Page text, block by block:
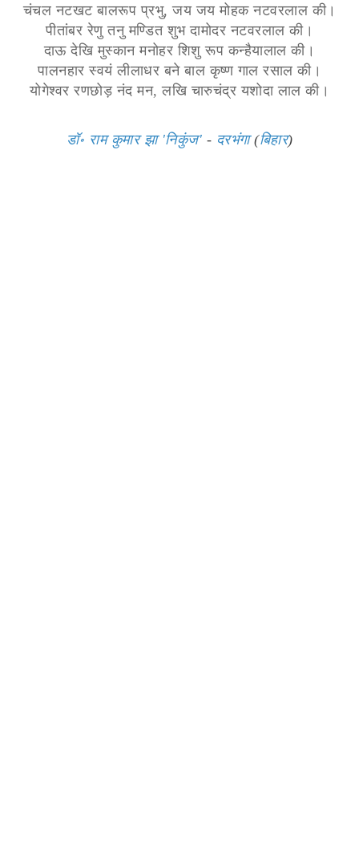
चंचल नटखट बालरूप प्रभु, जय जय मोहक नटवरलाल की।
पीतांबर रेणु तनु मण्डित शुभ दामोदर नटवरलाल की।
दाऊ देखि मुस्कान मनोहर शिशु रूप कन्हैयालाल की।
पालनहार स्वयं लीलाधर बने बाल कृष्ण गाल रसाल की।
योगेश्वर रणछोड़ नंद मन, लखि चारुचंद्र यशोदा लाल की।
डॉ॰ राम कुमार झा 'निकुंज' - दरभंगा(बिहार)